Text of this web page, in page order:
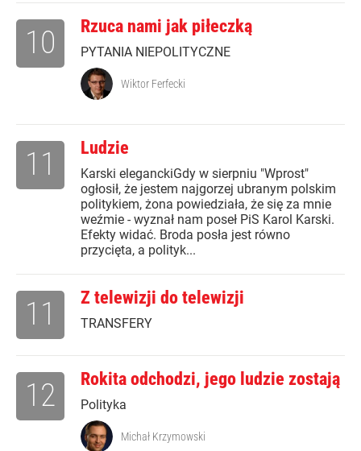
Rzuca nami jak piłeczką
PYTANIA NIEPOLITYCZNE
10
Wiktor Ferfecki
Ludzie
Karski eleganckiGdy w sierpniu "Wprost"
ogłosił, że jestem najgorzej ubranym polskim
politykiem, żona powiedziała, że się za mnie
weźmie - wyznał nam poseł PiS Karol Karski.
Efekty widać. Broda posła jest równo
przycięta, a polityk...
11
Z telewizji do telewizji
TRANSFERY
11
Rokita odchodzi, jego ludzie zostają
Polityka
12
Michał Krzymowski